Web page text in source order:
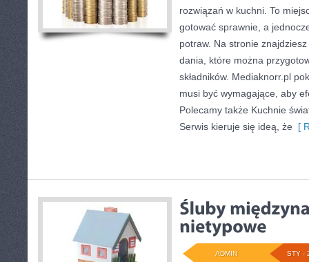
rozwiązań w kuchni. To
gotować sprawnie, a
potraw. Na stronie
dania, które można
składników. Mediaknorr.pl
musi być wymagające, aby
Polecamy także Kuchnie
Serwis kieruje się ideą, że [
STY -
ADMIN